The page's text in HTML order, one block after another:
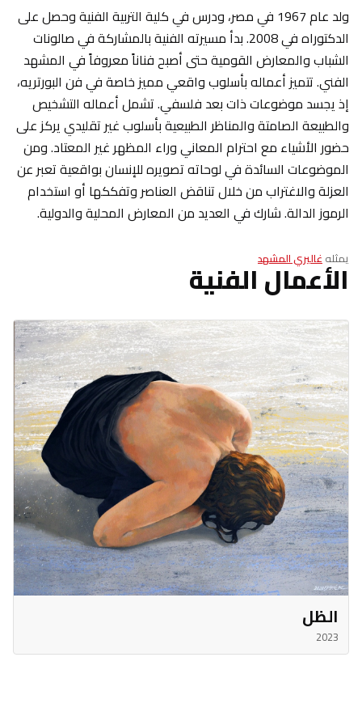
ولد عام 1967 في مصر، ودرس في كلية التربية الفنية وحصل على
الدكتوراه في 2008. بدأ مسيرته الفنية بالمشاركة في صالونات
الشباب والمعارض القومية حتى أصبح فناناً معروفاً في المشهد
الفني. تتميز أعماله بأسلوب واقعي مميز خاصة في فن البورتريه،
إذ يجسد موضوعات ذات بعد فلسفي. تشمل أعماله التشخيص
والطبيعة الصامتة والمناظر الطبيعية بأسلوب غير تقليدي يركز على
حضور الأشياء مع احترام المعاني وراء المظهر غير المعتاد. ومن
الموضوعات السائدة في لوحاته تصويره للإنسان بواقعية تعبر عن
العزلة والاغتراب من خلال تناقض العناصر وتفككها أو استخدام
الرموز الدالة. شارك في العديد من المعارض المحلية والدولية.
يمثله غاليري المشهد
الأعمال الفنية
الظل
2023